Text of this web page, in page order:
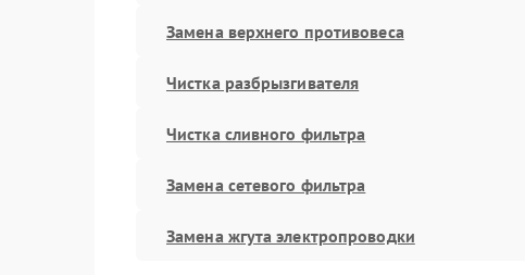
Замена верхнего противовеса
Чистка разбрызгивателя
Чистка сливного фильтра
Замена сетевого фильтра
Замена жгута электропроводки